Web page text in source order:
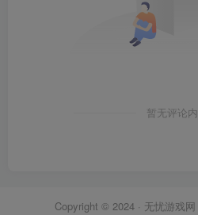
暂无评论
Copyright © 2024 · 无忧游戏网